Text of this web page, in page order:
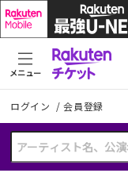
ログイン /会員登録
メニュー